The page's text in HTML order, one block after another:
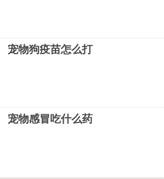
宠物狗疫苗怎么打
宠物感冒吃什么药